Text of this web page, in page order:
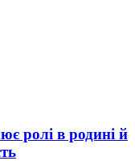
ролі в родині й